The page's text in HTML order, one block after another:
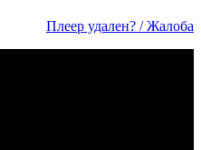
Пле­ер уда­лен? / Жа­ло­ба